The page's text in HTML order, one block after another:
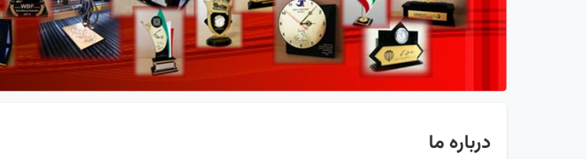
درباره ما